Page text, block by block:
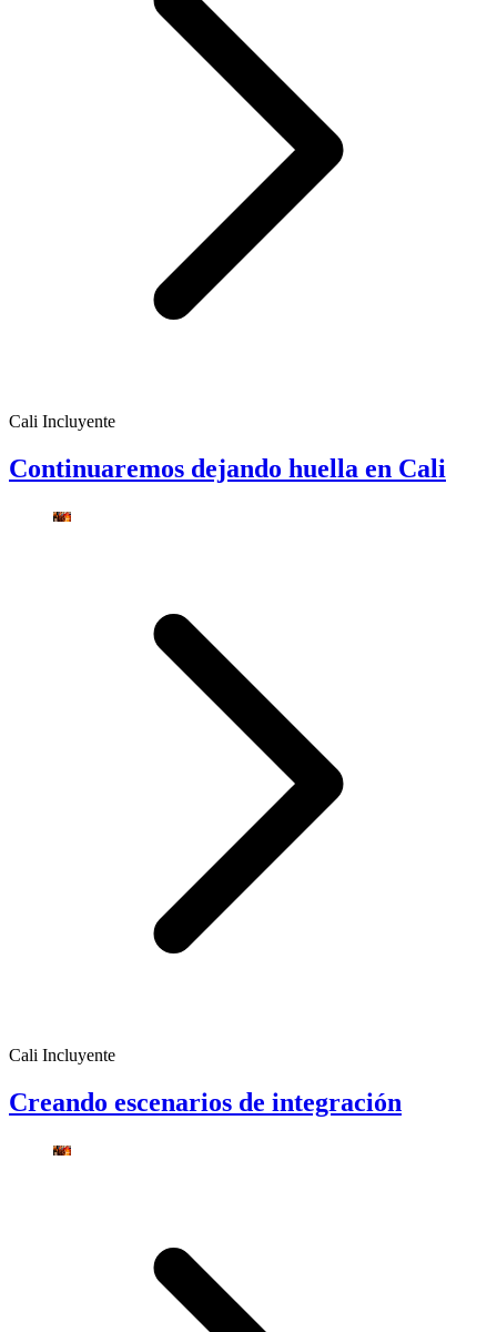
Cali Incluyente
Continuaremos dejando huella en Cali
Cali Incluyente
Creando escenarios de integración